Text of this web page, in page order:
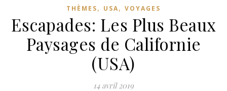
THÈMES, USA, VOYAGES
Escapades: Les Plus Beaux
Paysages de Californie
(USA)
14 avril 2019